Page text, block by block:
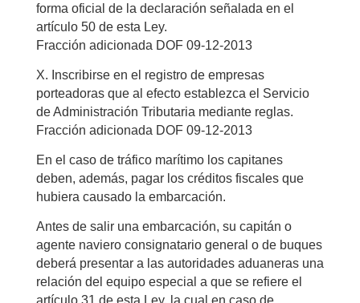
forma oficial de la declaración señalada en el
artículo 50 de esta Ley.
Fracción adicionada DOF 09-12-2013
X. Inscribirse en el registro de empresas
porteadoras que al efecto establezca el Servicio
de Administración Tributaria mediante reglas.
Fracción adicionada DOF 09-12-2013
En el caso de tráfico marítimo los capitanes
deben, además, pagar los créditos fiscales que
hubiera causado la embarcación.
Antes de salir una embarcación, su capitán o
agente naviero consignatario general o de buques
deberá presentar a las autoridades aduaneras una
relación del equipo especial a que se refiere el
artículo 31 de esta Ley, la cual en caso de